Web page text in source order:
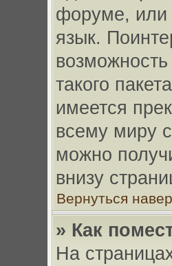
форуме, или
язык.
такого
имеется
всему миру
можно
внизу
Вернуться
» Как
На